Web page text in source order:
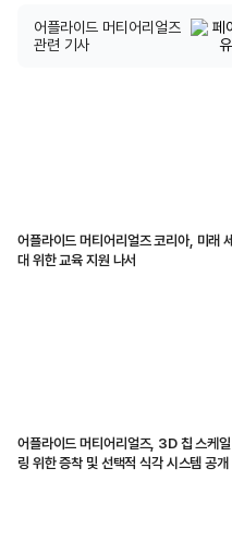
어플라이드 머티어리얼즈
관련 기사
어플라이드 머티어리얼즈 코리아, 미래 세
대 위한 교육 지원 나서
어플라이드 머티어리얼즈, 3D 칩 스케일
링 위한 증착 및 선택적 식각 시스템 공개